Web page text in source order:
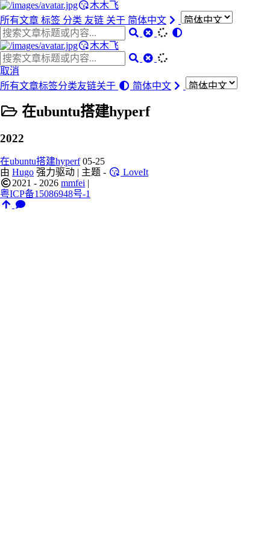
木木飞
所有文章 标签 分类 友链 关于 简体中文
木木飞
取消
所有文章标签分类友链关于 简体中文
在ubuntu搭建hyperf
2022
在ubuntu搭建hyperf 05-25
由 Hugo 强力驱动 | 主题 -
LoveIt
2021 - 2026 mmfei |
粤ICP备15086948号-1